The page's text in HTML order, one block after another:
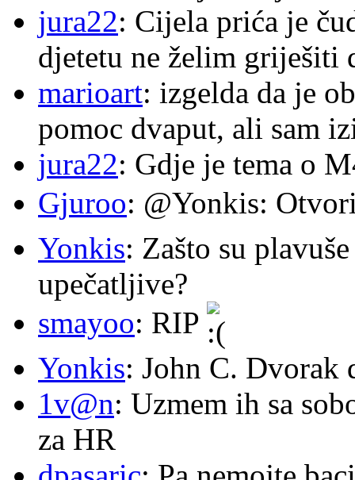
jura22: Cijela prića je
djetetu ne želim griješiti
marioart: izgelda da je
pomoc dvaput, ali sam
jura22: Gdje je tema o
Gjuroo: @Yonkis:
Yonkis: Zašto su
upečatljive?
smayoo: RIP
Yonkis: John C. Dvorak
1v@n: Uzmem ih sa
za HR